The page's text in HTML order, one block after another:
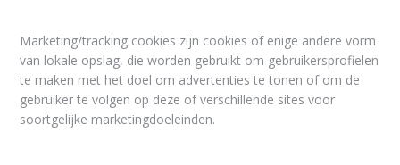
Marketing/tracking cookies zijn cookies of enige andere vorm
van lokale opslag, die worden gebruikt om gebruikersprofielen
te maken met het doel om advertenties te tonen of om de
gebruiker te volgen op deze of verschillende sites voor
soortgelijke marketingdoeleinden.